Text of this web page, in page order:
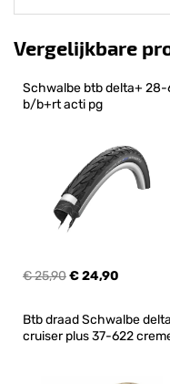
Vergelijkbare
Schwalbe btb delta+ 28-
b/b+rt acti pg
€ 25,90€ 24,90
Btb draad Schwalbe delta
cruiser plus 37-622